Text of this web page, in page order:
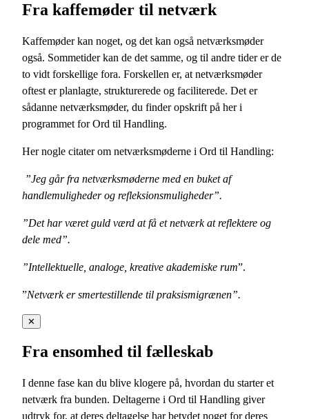
Fra kaffemøder til netværk
Kaffemøder kan noget, og det kan også netværksmøder
også. Sommetider kan de det samme, og til andre tider er de
to vidt forskellige fora. Forskellen er, at netværksmøder
oftest er planlagte, strukturerede og faciliterede. Det er
sådanne netværksmøder, du finder opskrift på her i
programmet for Ord til Handling.
Her nogle citater om netværksmøderne i Ord til Handling:
”Jeg går fra netværksmøderne med en buket af
handlemuligheder og refleksionsmuligheder”.
”Det har været guld værd at få et netværk at reflektere og
dele med”.
”Intellektuelle, analoge, kreative akademiske rum”.
”Netværk er smertestillende til praksismigrænen”.
✕
Fra ensomhed til fælleskab
I denne fase kan du blive klogere på, hvordan du starter et
netværk fra bunden. Deltagerne i Ord til Handling giver
udtryk for, at deres deltagelse har betydet noget for deres